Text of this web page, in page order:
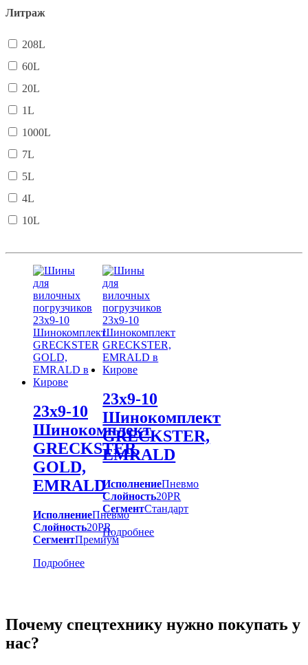
Литраж
208L
60L
20L
1L
1000L
7L
5L
4L
10L
23х9-10
Шинокомплект
GRECKSTER
GOLD,
EMRALD
ИсполнениеПневмо
Слойность20PR
СегментПремиум
Подробнее
23х9-10
Шинокомплект
GRECKSTER,
EMRALD
ИсполнениеПневмо
Слойность20PR
СегментСтандарт
Подробнее
Почему спецтехнику нужно покупать у
нас?